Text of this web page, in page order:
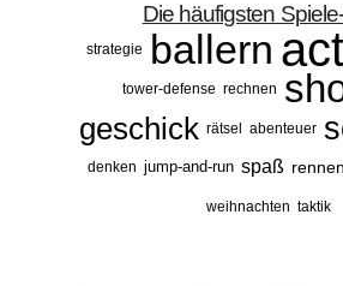
Die häufigsten
strategie ballern
tower-defense rechnen
geschick rätsel abenteuer
denken jump-and-run spaß rennen
weihnachten taktik